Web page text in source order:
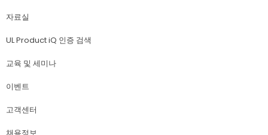
자료실
UL Product iQ 인증 검색
교육 및 세미나
이벤트
고객센터